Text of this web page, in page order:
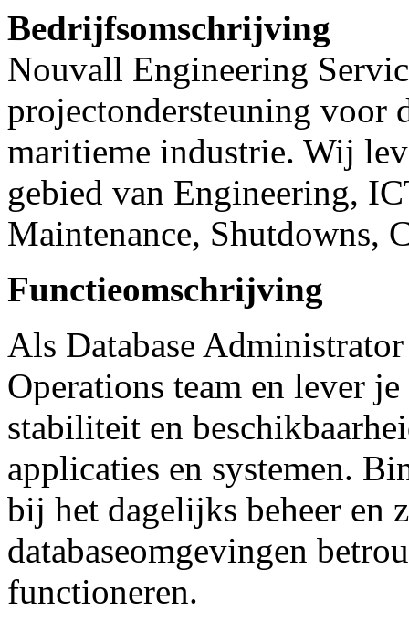
Bedrijfsomschrijving
Nouvall Engineering
projectondersteuning voor
maritieme industrie. Wij
gebied van Engineering,
Maintenance, Shutdowns,
Functieomschrijving
Als Database
Operations team en lever
stabiliteit en
applicaties en systemen.
bij het dagelijks beheer en
databaseomgevingen
functioneren.